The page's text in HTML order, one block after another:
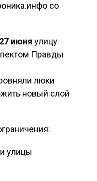
со
июня улицу
Правды
люки
новый слой
улицы